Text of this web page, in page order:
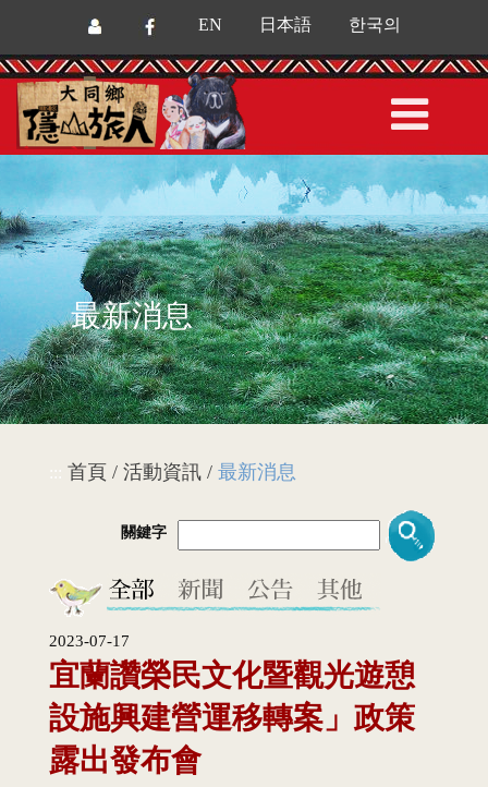
EN 日本語 한국의
最新消息
首頁 / 活動資訊 / 最新消息
關鍵字
2023-07-17
宜蘭讚榮民文化暨觀光遊憩
設施興建營運移轉案」政策
露出發布會